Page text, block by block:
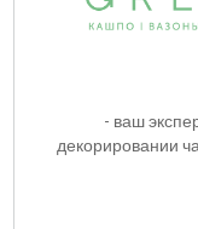
- ваш
декорировании